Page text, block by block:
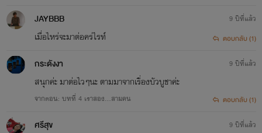
JAYBBB
เมื่อไหร่จะมาต่อคร่ไรท์
9 ปีที่แล้ว
ตอบกลับ (1)
กระดังงา
สนุกค่ะ มาต่อไวๆนะ ตามมาจากเรื่องบัวบูชาค่ะ
จากตอน: บทที่ 4 เราสอง...สามคน
9 ปีที่แล้ว
ตอบกลับ (1)
ศรีสุข 9 ปีที่แล้ว